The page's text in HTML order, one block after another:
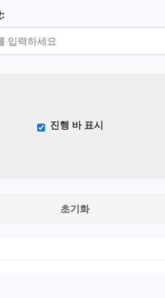
진행 바 표시
초기화